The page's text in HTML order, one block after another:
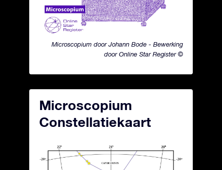
Microscopium door Johann Bode - Bewerking
door Online Star Register ©
Microscopium
Constellatiekaart